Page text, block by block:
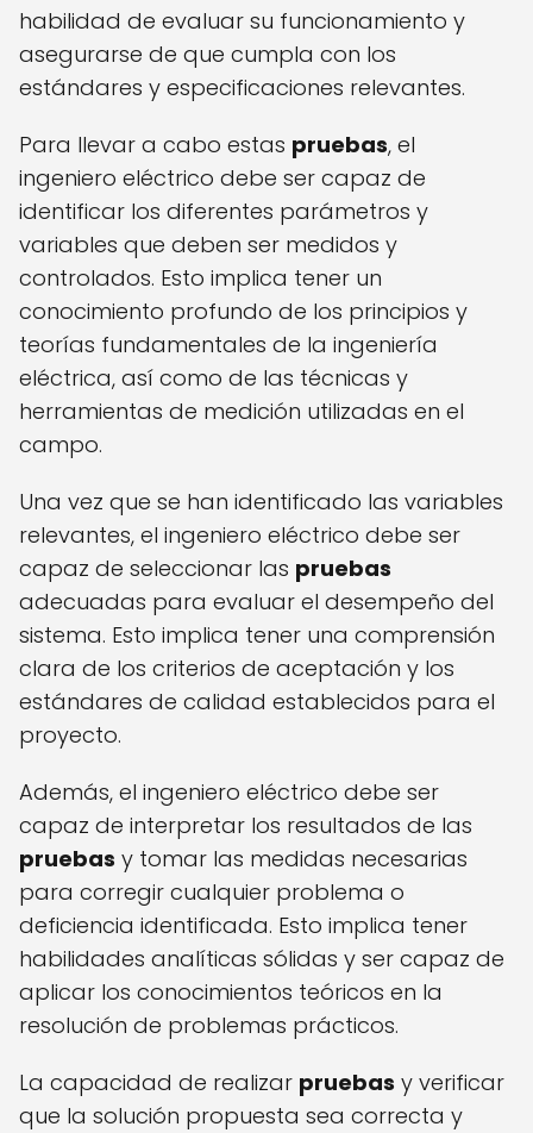
habilidad de evaluar su funcionamiento y
asegurarse de que cumpla con los
estándares y especificaciones relevantes.
Para llevar a cabo estas pruebas, el
ingeniero eléctrico debe ser capaz de
identificar los diferentes parámetros y
variables que deben ser medidos y
controlados. Esto implica tener un
conocimiento profundo de los principios y
teorías fundamentales de la ingeniería
eléctrica, así como de las técnicas y
herramientas de medición utilizadas en el
campo.
Una vez que se han identificado las variables
relevantes, el ingeniero eléctrico debe ser
capaz de seleccionar las pruebas
adecuadas para evaluar el desempeño del
sistema. Esto implica tener una comprensión
clara de los criterios de aceptación y los
estándares de calidad establecidos para el
proyecto.
Además, el ingeniero eléctrico debe ser
capaz de interpretar los resultados de las
pruebas y tomar las medidas necesarias
para corregir cualquier problema o
deficiencia identificada. Esto implica tener
habilidades analíticas sólidas y ser capaz de
aplicar los conocimientos teóricos en la
resolución de problemas prácticos.
La capacidad de realizar pruebas y verificar
que la solución propuesta sea correcta y